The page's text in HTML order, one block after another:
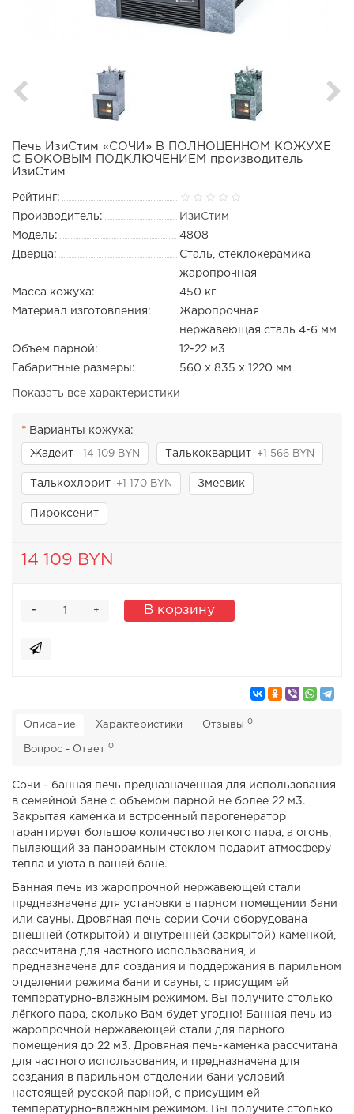
Печь ИзиСтим «СОЧИ» В ПОЛНОЦЕННОМ КОЖУХЕ
С БОКОВЫМ ПОДКЛЮЧЕНИЕМ производитель
ИзиСтим
Рейтинг:
Производитель:
ИзиСтим
Модель:
4808
Дверца:
Сталь, стеклокерамика
жаропрочная
Масса кожуха:
450 кг
Материал изготовления:
Жаропрочная
нержавеющая сталь 4-6 мм
Объем парной:
12-22 м3
Габаритные размеры:
560 х 835 х 1220 мм
Показать все характеристики
Варианты кожуха:
Жадеит -14 109 BYN Талькокварцит +1 566 BYN
Талькохлорит +1 170 BYN Змеевик
Пироксенит
14 109 BYN
+
- В корзину
Описание Характеристики Отзывы 0
Вопрос - Ответ 0
Сочи - банная печь предназначенная для использования
в семейной бане с объемом парной не более 22 м3.
Закрытая каменка и встроенный парогенератор
гарантирует большое количество легкого пара, а огонь,
пылающий за панорамным стеклом подарит атмосферу
тепла и уюта в вашей бане.
Банная печь из жаропрочной нержавеющей стали
предназначена для установки в парном помещении бани
или сауны. Дровяная печь серии Сочи оборудована
внешней (открытой) и внутренней (закрытой) каменкой,
рассчитана для частного использования, и
предназначена для создания и поддержания в парильном
отделении режима бани и сауны, с присущим ей
температурно-влажным режимом. Вы получите столько
лёгкого пара, сколько Вам будет угодно! Банная печь из
жаропрочной нержавеющей стали для парного
помещения до 22 м3. Дровяная печь-каменка рассчитана
для частного использования, и предназначена для
создания в парильном отделении бани условий
настоящей русской парной, с присущим ей
температурно-влажным режимом. Вы получите столько